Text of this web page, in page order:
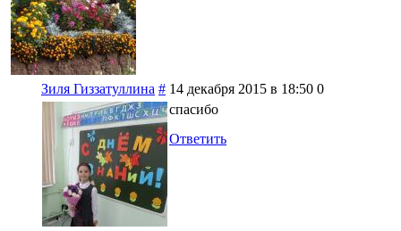
Зиля Гиззатуллина # 14 декабря 2015 в 18:50 0
спасибо
Ответить